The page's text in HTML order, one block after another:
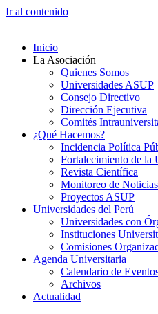
Ir al contenido
Inicio
La Asociación
Quienes Somos
Universidades ASUP
Consejo Directivo
Dirección Ejecutiva
Comités
¿Qué Hacemos?
Incidencia Política
Fortalecimiento de la
Revista Científica
Monitoreo de Noticias
Proyectos ASUP
Universidades del Perú
Universidades con
Instituciones
Comisiones
Agenda Universitaria
Calendario de
Archivos
Actualidad